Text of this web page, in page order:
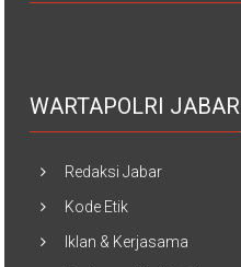
WARTAPOLRI JABAR
Redaksi Jabar
Kode Etik
Iklan & Kerjasama